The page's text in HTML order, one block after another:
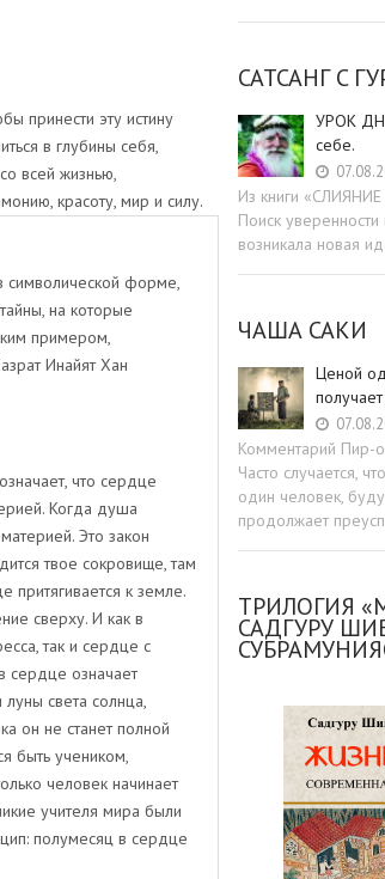
принести эту истину
в глубины себя,
всей жизнью,
красоту, мир и силу.
символической форме,
на которые
примером,
Инайят Хан
что сердце
Когда душа
Это закон
твое сокровище, там
к земле.
сверху. И как в
так и сердце с
сердце означает
света солнца,
он не станет полной
быть учеником,
человек начинает
учителя мира были
полумесяц в сердце
САТСАНГ C
УРОК
себе.
Из книги
Поиск
возникала новая
ЧАША САКИ
Ценой
Комментарий Пир-
Часто случается,
один человек,
продолжает
ТРИЛОГИЯ
САДГУРУ